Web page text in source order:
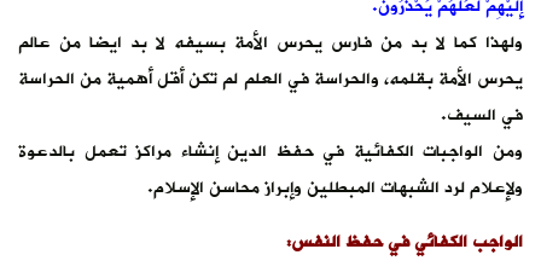
ولهذا كما لا بد من فارس يحرس الأمة بسيفه لا بد ايضا من عالم
يحرس الأمة بقلمه، والحراسة في العلم لم تكن أقل أهمية من الحراسة
في السيف.
ومن الواجبات الكفائية في حفظ الدين إنشاء مراكز تعمل بالدعوة
ولإعلام لرد الشبهات المبطلين وإبراز محاسن الإسلام.
الواجب الكفائي في حفظ النفس: